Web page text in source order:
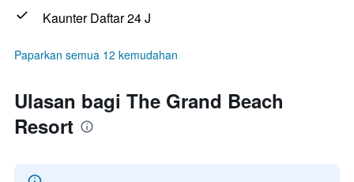
Kaunter Daftar 24 J
Paparkan semua 12 kemudahan
Ulasan bagi The Grand Beach
Resort